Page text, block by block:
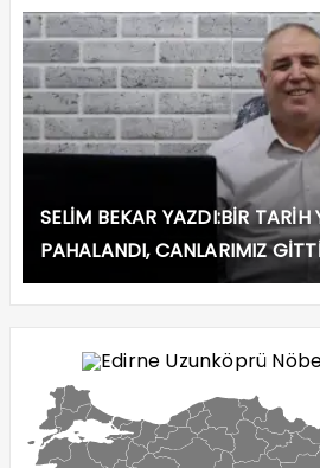
SELİM BEKAR YAZDI:BİR
PAHALANDI, CANLARIMIZ